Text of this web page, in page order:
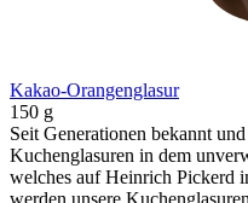
Kakao-Orangenglasur
150 g
Seit Generationen bekannt
Kuchenglasuren in dem
welches auf Heinrich Pickerd